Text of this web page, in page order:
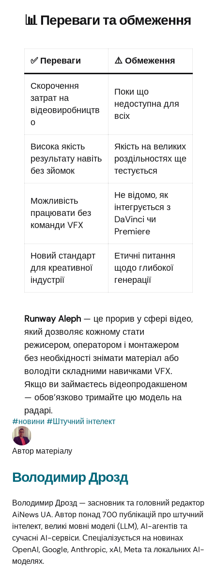
📊 Переваги та обмеження
✅ Переваги ⚠️ Обмеження
Скорочення
затрат на
відеовиробництв
о
Поки що
недоступна для
всіх
Висока якість
результату навіть
без зйомок
Якість на великих
роздільностях ще
тестується
Можливість
працювати без
команди VFX
Не відомо, як
інтегрується з
DaVinci чи
Premiere
Новий стандарт
для креативної
індустрії
Етичні питання
щодо глибокої
генерації
Runway Aleph — це прорив у сфері відео,
який дозволяє кожному стати
режисером, оператором і монтажером
без необхідності знімати матеріал або
володіти складними навичками VFX.
Якщо ви займаєтесь відеопродакшеном
— обов’язково тримайте цю модель на
радарі.
#новини #Штучний інтелект
Автор матеріалу
Володимир Дрозд
Володимир Дрозд — засновник та головний редактор
AiNews UA. Автор понад 700 публікацій про штучний
інтелект, великі мовні моделі (LLM), AI-агентів та
сучасні AI-сервіси. Спеціалізується на новинах
OpenAI, Google, Anthropic, xAI, Meta та локальних AI-
моделях.